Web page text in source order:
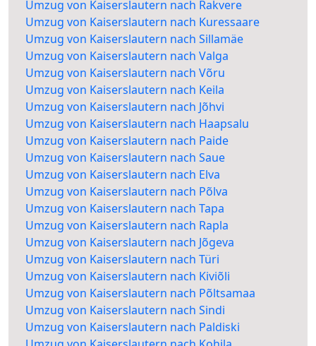
Umzug von Kaiserslautern nach Rakvere
Umzug von Kaiserslautern nach Kuressaare
Umzug von Kaiserslautern nach Sillamäe
Umzug von Kaiserslautern nach Valga
Umzug von Kaiserslautern nach Võru
Umzug von Kaiserslautern nach Keila
Umzug von Kaiserslautern nach Jõhvi
Umzug von Kaiserslautern nach Haapsalu
Umzug von Kaiserslautern nach Paide
Umzug von Kaiserslautern nach Saue
Umzug von Kaiserslautern nach Elva
Umzug von Kaiserslautern nach Põlva
Umzug von Kaiserslautern nach Tapa
Umzug von Kaiserslautern nach Rapla
Umzug von Kaiserslautern nach Jõgeva
Umzug von Kaiserslautern nach Türi
Umzug von Kaiserslautern nach Kiviõli
Umzug von Kaiserslautern nach Põltsamaa
Umzug von Kaiserslautern nach Sindi
Umzug von Kaiserslautern nach Paldiski